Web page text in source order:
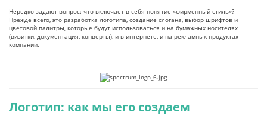
Нередко задают вопрос: что включает в себя понятие «фирменный стиль»?
Прежде всего, это разработка логотипа, создание слогана, выбор шрифтов и
цветовой палитры, которые будут использоваться и на бумажных носителях
(визитки, документация, конверты), и в интернете, и на рекламных продуктах
компании.
Логотип: как мы его создаем